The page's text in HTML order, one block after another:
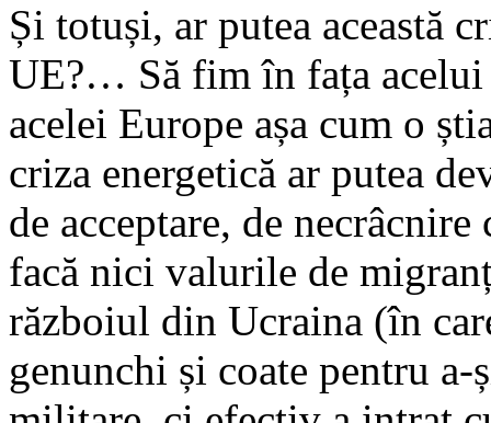
Și totuși, ar putea această
UE?… Să fim în fața acelui
acelei Europe așa cum o
criza energetică ar putea
de acceptare, de
facă nici valurile de
războiul din Ucraina (în
genunchi și coate pentru